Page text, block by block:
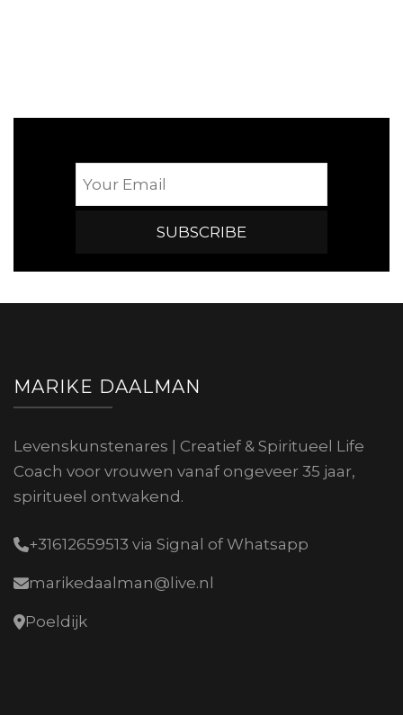
MARIKE DAALMAN
Levenskunstenares | Creatief & Spiritueel Life
Coach voor vrouwen vanaf ongeveer 35 jaar,
spiritueel ontwakend.
+31612659513 via Signal of Whatsapp
marikedaalman@live.nl
Poeldijk